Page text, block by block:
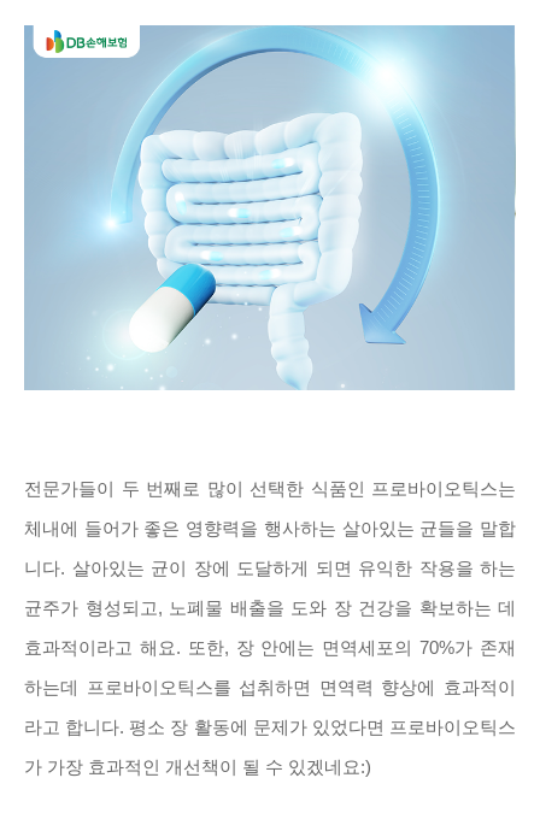
전문가들이 두 번째로 많이 선택한 식품인 프로바이오틱스는
체내에 들어가 좋은 영향력을 행사하는 살아있는 균들을 말합
니다. 살아있는 균이 장에 도달하게 되면 유익한 작용을 하는
균주가 형성되고, 노폐물 배출을 도와 장 건강을 확보하는 데
효과적이라고 해요. 또한, 장 안에는 면역세포의 70%가 존재
하는데 프로바이오틱스를 섭취하면 면역력 향상에 효과적이
라고 합니다. 평소 장 활동에 문제가 있었다면 프로바이오틱스
가 가장 효과적인 개선책이 될 수 있겠네요:)